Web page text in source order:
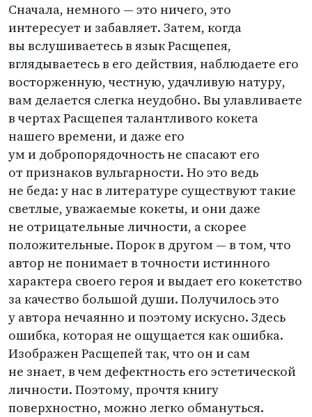
Сначала, немного — это ничего, это
интересует и забавляет. Затем, когда
вы вслушиваетесь в язык Расщепея,
вглядываетесь в его действия, наблюдаете его
восторженную, честную, удачливую натуру,
вам делается слегка неудобно. Вы улавливаете
в чертах Расщепея талантливого кокета
нашего времени, и даже его
ум и добропорядочность не спасают его
от признаков вульгарности. Но это ведь
не беда: у нас в литературе существуют такие
светлые, уважаемые кокеты, и они даже
не отрицательные личности, а скорее
положительные. Порок в другом — в том, что
автор не понимает в точности истинного
характера своего героя и выдает его кокетство
за качество большой души. Получилось это
у автора нечаянно и поэтому искусно. Здесь
ошибка, которая не ощущается как ошибка.
Изображен Расщепей так, что он и сам
не знает, в чем дефектность его эстетической
личности. Поэтому, прочтя книгу
поверхностно, можно легко обмануться.